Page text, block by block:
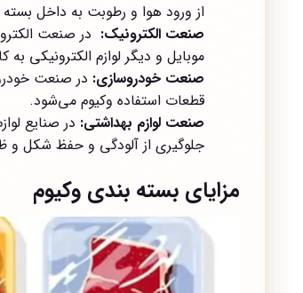
از ورود هوا و رطوبت به داخل
صنعت الکترونیک: در صنعت
موبایل و دیگر لوازم الکترونیکی به
صنعت خودروسازی: در صنعت
قطعات استفاده وکیوم می‌شود.
صنعت لوازم بهداشتی: در صنایع
جلوگیری از آلودگی و حفظ شکل و
مزایای بسته بندی وکیوم